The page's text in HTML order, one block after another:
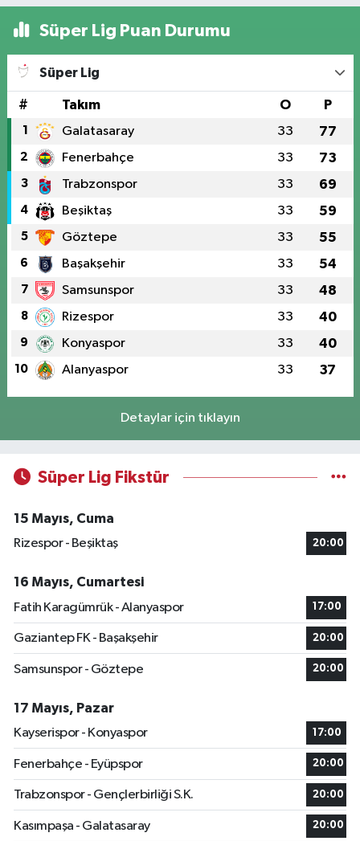
Süper Lig Puan Durumu
Süper Lig
# Takım O P
1 Galatasaray 33 77
2 Fenerbahçe 33 73
3 Trabzonspor 33 69
4 Beşiktaş 33 59
5 Göztepe 33 55
6 Başakşehir 33 54
7 Samsunspor 33 48
8 Rizespor 33 40
9 Konyaspor 33 40
10 Alanyaspor 33 37
Detaylar için tıklayın
Süper Lig Fikstür
15 Mayıs, Cuma
Rizespor - Beşiktaş
20:00
16 Mayıs, Cumartesi
Fatih Karagümrük - Alanyaspor
17:00
Gaziantep FK - Başakşehir 20:00
Samsunspor - Göztepe 20:00
17 Mayıs, Pazar
Kayserispor - Konyaspor
17:00
Fenerbahçe - Eyüpspor 20:00
Trabzonspor - Gençlerbirliği S.K. 20:00
Kasımpaşa - Galatasaray 20:00